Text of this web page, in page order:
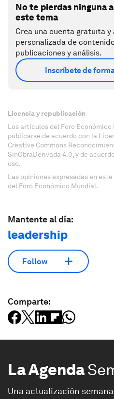
No te pierdas ninguna
este tema
Crea una cuenta gratuita
personalizada de
publicaciones y análisis.
Inscríbete de
Licencia y republicación
Los artículos del Foro Económico
publicarse de acuerdo con la
Creative Commons
SinObraDerivada 4.0, y de
uso.
Las opiniones expresadas en
del Foro Económico Mundial.
Mantente al día:
leadership
Follow
Comparte:
La Agenda
Una actualización